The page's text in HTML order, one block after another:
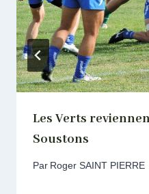
Les Verts
Soustons
Par Roger SAINT PIERRE